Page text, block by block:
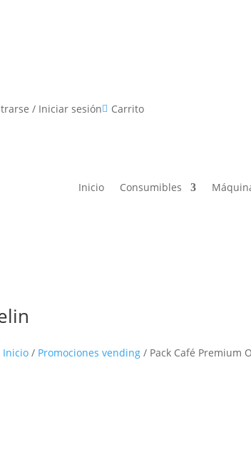
/ Iniciar sesión  Carrito
Inicio Consumibles
Inicio/ Promociones vending/ Pack Café Premium